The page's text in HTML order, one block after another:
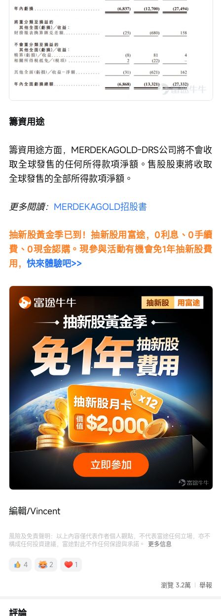
籌資用途
籌資用途方面，MERDEKAGOLD-DRS公司將不會收
取全球發售的任何所得款項淨額。售股股東將收取
全球發售的全部所得款項淨額。
更多閱讀： MERDEKAGOLD招股書
抽新股黃金季已到！抽新股用富途，0利息、0手續
費、0現金認購。現參與活動有機會免1年抽新股費
用， 快來體驗吧>>
編輯/Vincent
風險及免責聲明：以上內容僅代表作者個人觀點，不代表富途任何立場，亦不
構成任何投資建議，富途對此不作任何保證與承諾。
更多信息
4 2 1
瀏覽 3.2萬 舉報
評論